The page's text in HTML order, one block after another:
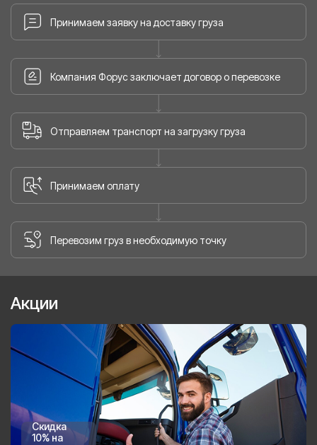
Принимаем заявку на доставку груза
Компания Форус заключает договор о перевозке
Отправляем транспорт на загрузку груза
Принимаем оплату
Перевозим груз в необходимую точку
Акции
Скидка
10% на